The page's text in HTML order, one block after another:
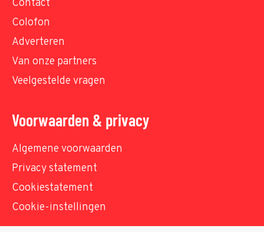
Contact
Colofon
Adverteren
Van onze partners
Veelgestelde vragen
Voorwaarden & privacy
Algemene voorwaarden
Privacy statement
Cookiestatement
Cookie-instellingen